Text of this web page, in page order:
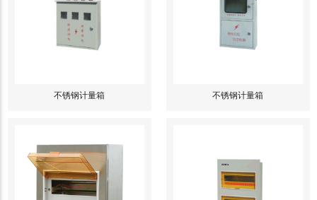
不锈钢计量箱 不锈钢计量箱